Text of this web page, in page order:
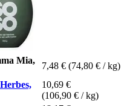
Mia,
7,48 € (74,80 € / kg)
10,69 €
(106,90 € / kg)